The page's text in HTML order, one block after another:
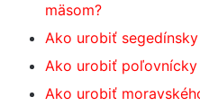
mäsom?
Ako urobiť
Ako urobiť poľovnícky
Ako urobiť